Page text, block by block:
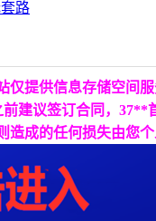
提供信息存储空间
前建议签订合同，37**
成的任何损失由您个